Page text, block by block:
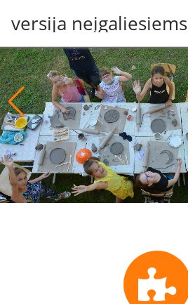
turinį
versija neįgaliesiems